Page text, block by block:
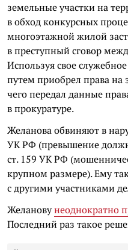
земельные участки на
в обход конкурсных
многоэтажной жилой
в преступный сговор
Используя свое
путем приобрел права на
чего передал данные
в прокуратуре.
Желанова обвиняют в
УК РФ (превышение
ст. 159 УК РФ
крупном размере). Ему
с другими участниками
Желановунеоднократно
Последний раз такое